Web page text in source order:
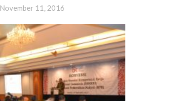
November 11, 2016